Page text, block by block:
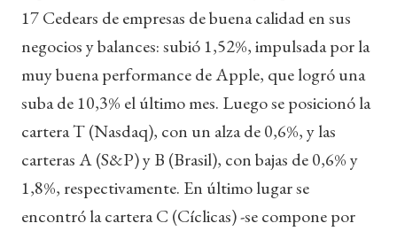
17 Cedears de empresas de buena calidad en sus
negocios y balances: subió 1,52%, impulsada por la
muy buena performance de Apple, que logró una
suba de 10,3% el último mes. Luego se posicionó la
cartera T (Nasdaq), con un alza de 0,6%, y las
carteras A (S&P) y B (Brasil), con bajas de 0,6% y
1,8%, respectivamente. En último lugar se
encontró la cartera C (Cíclicas) -se compone por